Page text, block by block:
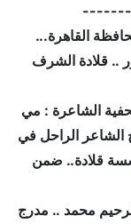
- محافظة القاهرة...
.. قلادة الشرف
الشاعرة : مي
الشاعر الراحل في
قلادة.. ضمن
محمد .. مدرج